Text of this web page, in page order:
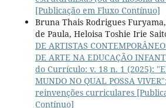
[Publicação em Fluxo Contínuo]
Bruna Thais Rodrigues
de Paula, Heloisa Toshie Irie
DE ARTISTAS
DE ARTE NA EDUCAÇÃO
do Currículo: v. 18 n. 1 (2025):
MUNDO NO QUAL POSSA
reinvenções curriculares
Contínuo]